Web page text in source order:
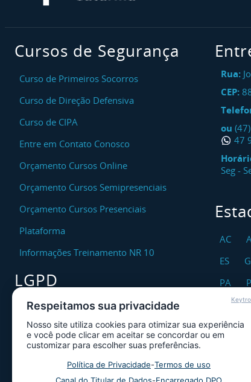
Cursos de Segurança
Curso de Primeiros Socorros
Curso de Direção Defensiva
Curso de CIPA
Entre em Contato Conosco
Orçamento Cursos Online
Orçamento Cursos Semipresenciais
Orçamento Cursos Presenciais
Plataforma
Informações Treinamento NR 10
LGPD
Encarregado DPO
Canal de Atendimento ao Titular dos
Dados
Política de Privacidade
Rua:
CEP:
ou
47
Seg -
AC
ES
PA
RO
TO
Respeitamos sua privacidade
Nosso site utiliza cookies para otimizar sua experiência
e você pode clicar em aceitar se concordar ou em
customizar para escolher suas preferências.
Política de Privacidade-Termos de uso